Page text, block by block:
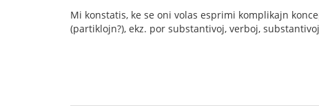
Mi konstatis, ke se oni volas esprimi komplikajn
(partiklojn?), ekz. por substantivoj, verboj,